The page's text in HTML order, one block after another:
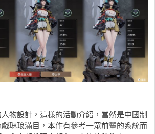
物設計，這樣的活動介紹，當然是中國制
琳琅滿目，本作有參考一眾前輩的系統而